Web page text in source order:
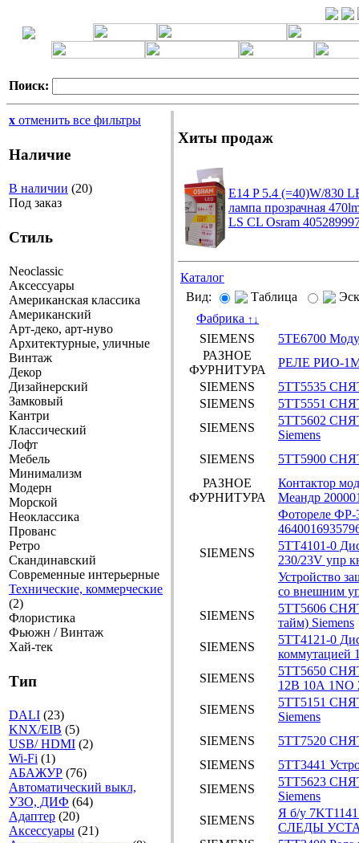
Поиск:
x отменить все фильтры
Наличие
В наличии (20)
Под заказ
Стиль
Neoclassic
Аксессуары
Американская классика
Американский
Арт-деко, арт-нуво
Архитектурные, уличные
Винтаж
Декор
Дизайнерский
Замковый
Кантри
Классический
Лофт
Мебель
Минимализм
Модерн
Морской
Неоклассика
Прованс
Ретро
Скандинавский
Современные интерьерные
Технические, коммерческие
(2)
Флористика
Фьюжн / Винтаж
Хай-тек
Тип
DALI (23)
KNX/EIB (5)
USB/ HDMI (2)
Wi-Fi (1)
АБАЖУР (76)
Автоматический выкл,
УЗО, ДИФ (64)
Адаптер (20)
Аксесcуары (21)
Хиты продаж
E14 P 5.4 (=40)W/830
лампа прозрачная
LS CL Osram
Каталог
Вид:
Таблица
Фабрика ↑ ↓
SIEMENS
5TE6700
РАЗНОЕ
ФУРНИТУРА
РЕЛЕ РИО-1М
SIEMENS
5TT5535
SIEMENS
5TT5551
SIEMENS
5TT5602
Siemens
SIEMENS
5TT5900
РАЗНОЕ
ФУРНИТУРА
Контактор
Меандр
Фотореле
SIEMENS
5TT4101-0
230/23V упр
Устройство
со внешним
SIEMENS
5TT5606
тайм) Siemens
SIEMENS
5TT4121-0
коммутацией
SIEMENS
5TT5650
12В 10А
SIEMENS
5TT5151
Siemens
SIEMENS
5TT7520
SIEMENS
5TT3441
SIEMENS
5TT5623
Siemens
SIEMENS
Я б/у
СЛЕДЫ